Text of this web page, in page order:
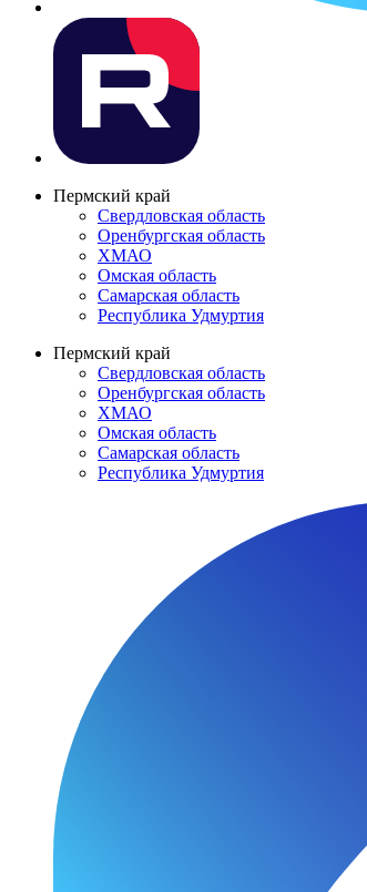
Пермский край
Свердловская область
Оренбургская область
ХМАО
Омская область
Самарская область
Республика Удмуртия
Пермский край
Свердловская область
Оренбургская область
ХМАО
Омская область
Самарская область
Республика Удмуртия